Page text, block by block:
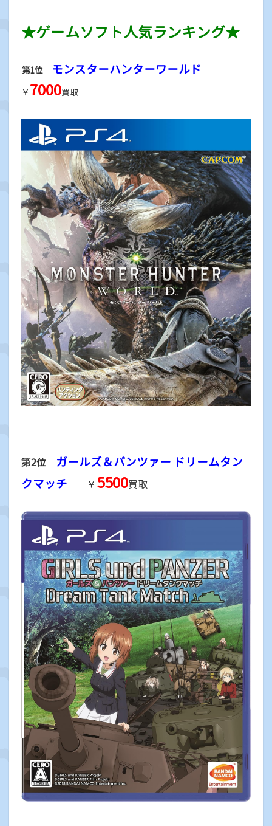
★ゲームソフト人気ランキング★
第1位 モンスターハンターワールド
￥ 7000買取
第2位 ガールズ＆パンツァー ドリームタン
クマッチ
￥5500買取